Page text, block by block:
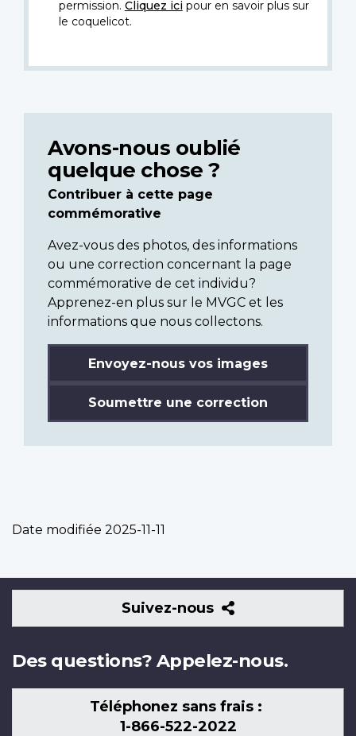
permission. Cliquez icipour en savoir plus sur
le coquelicot.
Avons-nous oublié
quelque chose ?
Contribuer à cette page
commémorative
Avez-vous des photos, des informations
ou une correction concernant la page
commémorative de cet individu?
Apprenez-en plus sur le MVGC et les
informations que nous collectons.
Envoyez-nous vos images
Soumettre une correction
Date modifiée 2025-11-11
Suivez-nous
Suivez-
nous
Des questions? Appelez-nous.
Téléphonez sans frais :
1-866-522-2022